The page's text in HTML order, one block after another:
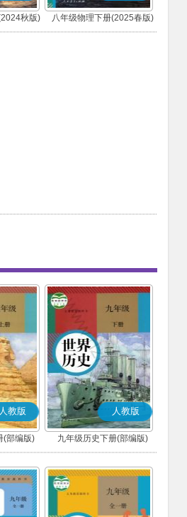
秋版) 八年级物理下册(2025春版)
人教版
(部编版)
人教版
九年级历史下册(部编版)